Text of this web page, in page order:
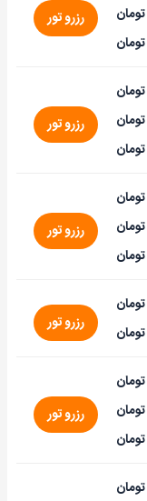
تومان
تومان
رزرو تور
تومان
تومان
تومان
رزرو تور
تومان
تومان
تومان
رزرو تور
تومان
تومان رزرو تور
تومان
تومان
تومان
رزرو تور
تومان